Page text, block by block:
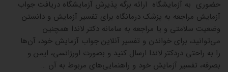
حضوری به آزمایشگاه ارائه برگه پذیرش آزمایشگاه دریافت جواب
آزمایش مراجعه به پزشک درمانگاه برای تفسیر آزمایش و دانستن
وضعیت سلامتی و یا مراجعه به سامانه دکتر لاندا همچنین
می‌توانید، برای خواندن و تفسیر آنلاین جواب آزمایش خود، آن‌ها
را به راحتی دردکتر لاندا ارسال کنید و بصورت اورژانسی، ایمن و
بصرفه، تفسیر آزمایش خود و راهنمایی‌های مربوط به آن …